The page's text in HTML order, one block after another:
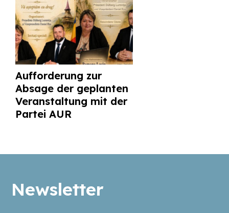
Aufforderung zur
Absage der geplanten
Veranstaltung mit der
Partei AUR
Newsletter